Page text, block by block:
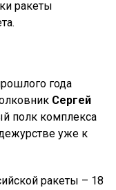
ракеты
года
Сергей
полк комплекса
уже к
ракеты – 18